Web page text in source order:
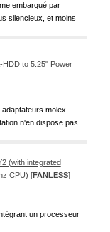
embarqué par
silencieux, et moins
HDD to 5.25" Power
molex
n'en dispose pas
(with integrated
CPU) [FANLESS]
un processeur